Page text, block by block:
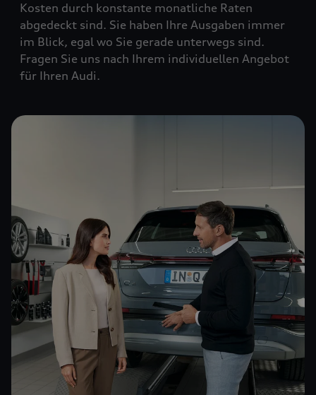
Kosten durch konstante monatliche Raten
abgedeckt sind. Sie haben Ihre Ausgaben immer
im Blick, egal wo Sie gerade unterwegs sind.
Fragen Sie uns nach Ihrem individuellen Angebot
für Ihren Audi.